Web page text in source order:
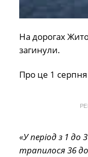
На дорогах
загинули.
Про це 1 серпня
«У період з 1 до
трапилося 36